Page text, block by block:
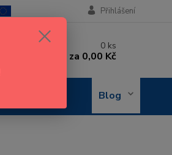
Blog
Přihlášení
0 ks
za 0,00 Kč